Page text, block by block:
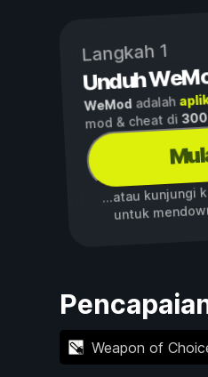
Langkah 1
Unduh
WeMod adalah
mod & cheat di
...atau kunjungi
untuk
Weapon of